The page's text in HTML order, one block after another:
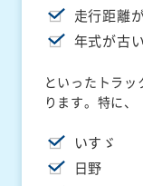
走行距離
年式が古い
といったトラ
ります。特に、
いすゞ
日野